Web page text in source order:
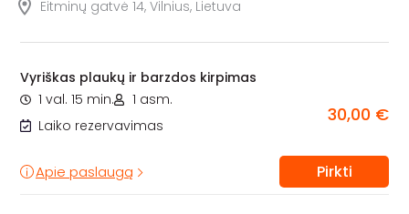
Eitminų gatvė 14, Vilnius, Lietuva
Vyriškas plaukų ir barzdos kirpimas
1 val. 15 min.
1 asm.
Laiko rezervavimas
30,00 €
Apie paslaugą Pirkti